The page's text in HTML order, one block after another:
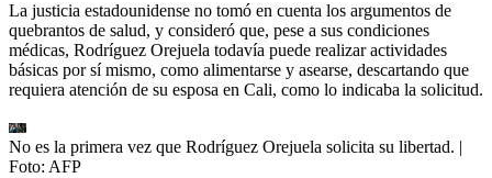
La justicia estadounidense no tomó en cuenta los argumentos de
quebrantos de salud, y consideró que, pese a sus condiciones
médicas, Rodríguez Orejuela todavía puede realizar actividades
básicas por sí mismo, como alimentarse y asearse, descartando que
requiera atención de su esposa en Cali, como lo indicaba la solicitud.
No es la primera vez que Rodríguez Orejuela solicita su libertad. |
Foto: AFP